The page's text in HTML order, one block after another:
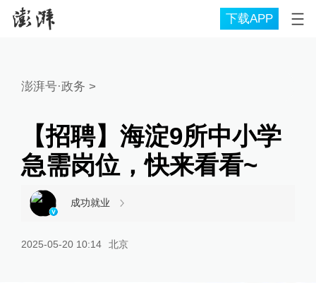
下载APP
澎湃号·政务 >
【招聘】海淀9所中小学
急需岗位，快来看看~
成功就业
2025-05-20 10:14 北京